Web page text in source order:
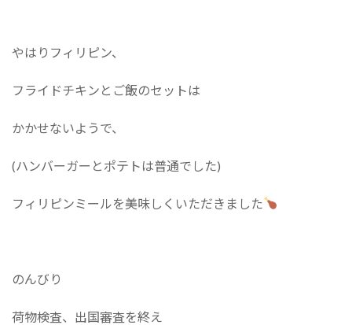
やはりフィリピン、
フライドチキンとご飯のセットは
かかせないようで、
(ハンバーガーとポテトは普通でした)
フィリピンミールを美味しくいただきました
のんびり
荷物検査、出国審査を終え